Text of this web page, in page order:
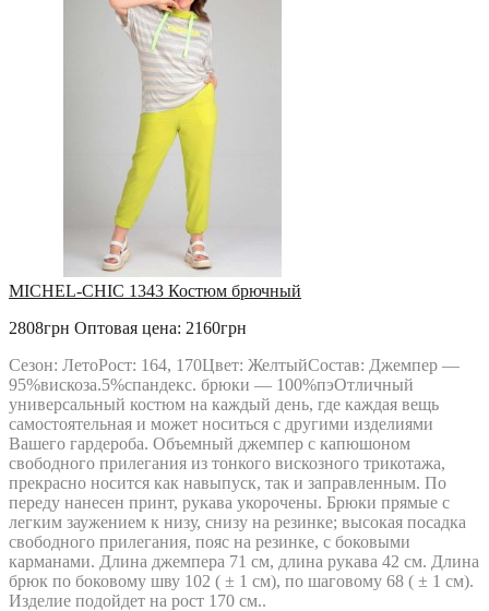
MICHEL-CHIC 1343 Костюм брючный
2808грн Оптовая цена: 2160грн
Сезон: ЛетоРост: 164, 170Цвет: ЖелтыйСостав: Джемпер —
95%вискоза.5%спандекс. брюки — 100%пэОтличный
универсальный костюм на каждый день, где каждая вещь
самостоятельная и может носиться с другими изделиями
Вашего гардероба. Объемный джемпер с капюшоном
свободного прилегания из тонкого вискозного трикотажа,
прекрасно носится как навыпуск, так и заправленным. По
переду нанесен принт, рукава укорочены. Брюки прямые с
легким заужением к низу, снизу на резинке; высокая посадка
свободного прилегания, пояс на резинке, с боковыми
карманами. Длина джемпера 71 см, длина рукава 42 см. Длина
брюк по боковому шву 102 ( ± 1 см), по шаговому 68 ( ± 1 см).
Изделие подойдет на рост 170 см..